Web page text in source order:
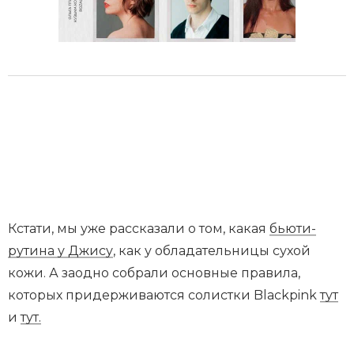
Кстати, мы уже рассказали о том, какая бьюти-
рутина у Джису, как у обладательницы сухой
кожи. А заодно собрали основные правила,
которых придерживаются солистки Blackpinkтут
итут.